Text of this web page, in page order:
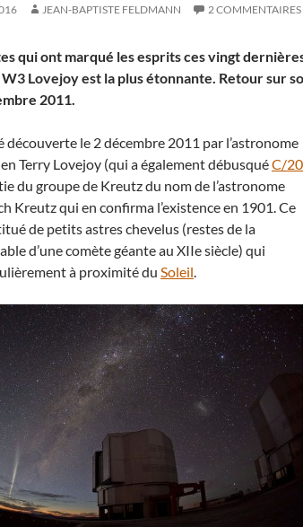
JEAN-BAPTISTE FELDMANN 2 COMMENTAIRES
qui ont marqué les esprits ces vingt
Lovejoy est la plus étonnante. Retour sur
2011.
découverte le 2 décembre 2011 par l’astronome
Terry Lovejoy (qui a également débusquéC/
du groupe de Kreutz du nom de l’astronome
Kreutz qui en confirma l’existence en 1901. Ce
de petits astres chevelus (restes de la
d’une comète géante au XIIe siècle) qui
à proximité du Soleil.